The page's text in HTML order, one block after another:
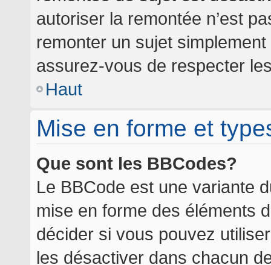
autoriser la remontée n’est
remonter un sujet
assurez-vous de respecter
Haut
Mise en forme et
Que sont les BBCodes?
Le BBCode est une variante
mise en forme des éléments
décider si vous pouvez
les désactiver dans chacun